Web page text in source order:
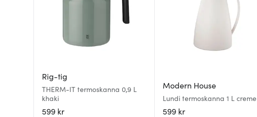
Rig-tig
THERM-IT termoskanna 0,9 L
khaki
599 kr
Modern House
Lundi termoskanna 1 L creme
599 kr